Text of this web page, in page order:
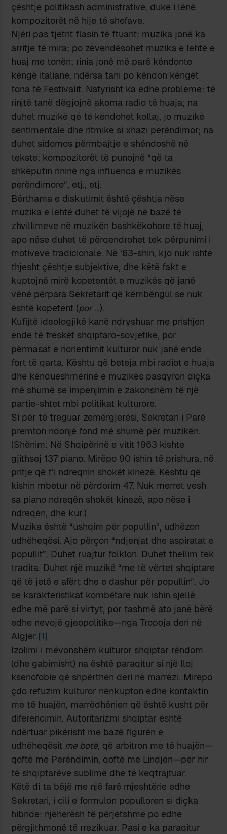
çështje politikash administrative, duke i lënë
kompozitorët në hije të shefave.
Njëri pas tjetrit flasin të ftuarit: muzika jonë ka
arritje të mira; po zëvendësohet muzika e lehtë e
huaj me tonën; rinia jonë më parë këndonte
këngë italiane, ndërsa tani po këndon këngët
tona të Festivalit. Natyrisht ka edhe probleme: të
rinjtë tanë dëgjojnë akoma radio të huaja; na
duhet muzikë që të këndohet kollaj, jo muzikë
sentimentale dhe ritmike si xhazi perëndimor; na
duhet sidomos përmbajtje e shëndoshë në
tekste; kompozitorët të punojnë “që ta
shkëputin rininë nga influenca e muzikës
perëndimore”, etj., etj.
Bërthama e diskutimit është çështja nëse
muzika e lehtë duhet të vijojë në bazë të
zhvillimeve në muzikën bashkëkohore të huaj,
apo nëse duhet të përqendrohet tek përpunimi i
motiveve tradicionale. Në ‘63-shin, kjo nuk ishte
thjesht çështje subjektive, dhe këtë fakt e
kuptojnë mirë kopetentët e muzikës që janë
vënë përpara Sekretarit që këmbëngul se nuk
është kopetent (por…).
Kufijtë ideologjikë kanë ndryshuar me prishjen
ende të freskët shqiptaro-sovjetike, por
përmasat e riorientimit kulturor nuk janë ende
fort të qarta. Kështu që beteja mbi radiot e huaja
dhe këndueshmërinë e muzikës pasqyron diçka
më shumë se impenjimin e zakonshëm të një
partie-shtet mbi politikat kulturore.
Si për të treguar zemërgjerësi, Sekretari i Parë
premton ndonjë fond më shumë për muzikën.
(Shënim: Në Shqipërinë e vitit 1963 kishte
gjithsej 137 piano. Mirëpo 90 ishin të prishura, në
pritje që t’i ndreqnin shokët kinezë. Kështu që
kishin mbetur në përdorim 47. Nuk merret vesh
sa piano ndreqën shokët kinezë, apo nëse i
ndreqën, dhe kur.)
Muzika është “ushqim për popullin”, udhëzon
udhëheqësi. Ajo përçon “ndjenjat dhe aspiratat e
popullit”. Duhet ruajtur folklori. Duhet thellim tek
tradita. Duhet një muzikë “me të vërtet shqiptare
që të jetë e afërt dhe e dashur për popullin”. Jo
se karakteristikat kombëtare nuk ishin sjellë
edhe më parë si virtyt, por tashmë ato janë bërë
edhe nevojë gjeopolitike—nga Tropoja deri në
Algjer.[1]
Izolimi i mëvonshëm kulturor shqiptar rëndom
(dhe gabimisht) na është paraqitur si një lloj
ksenofobie që shpërthen deri në marrëzi. Mirëpo
çdo refuzim kulturor nënkupton edhe kontaktin
me të huajën, marrëdhënien që është kusht për
diferencimin. Autoritarizmi shqiptar është
ndërtuar pikërisht me bazë figurën e
udhëheqësit me botë, që arbitron me të huajën—
qoftë me Perëndimin, qoftë me Lindjen—për hir
të shqiptarëve sublimë dhe të keqtrajtuar.
Këtë di ta bëjë me një farë mjeshtërie edhe
Sekretari, i cili e formulon populloren si diçka
hibride: njëherësh të përjetshme po edhe
përgjithmonë të rrezikuar. Pasi e ka paraqitur